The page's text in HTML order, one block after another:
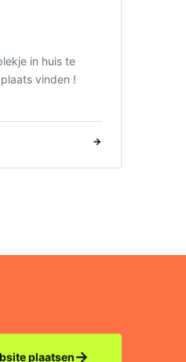
in huis te
vinden !
→
plaatsen→